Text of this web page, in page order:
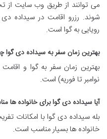
می توانند از طریق وب سایت از
شوند. رزرو اقامت در سیداده
رویایی به گوا است.
بهترین زمان سفر به سیداده دی
بهترین زمان سفر به گوا و
نوامبر تا فوریه) است.
آیا سیداده دی گوا برای خانواده ها
بله سیداده دی گوا با امکانات
خانواده ها بسیار مناسب است.